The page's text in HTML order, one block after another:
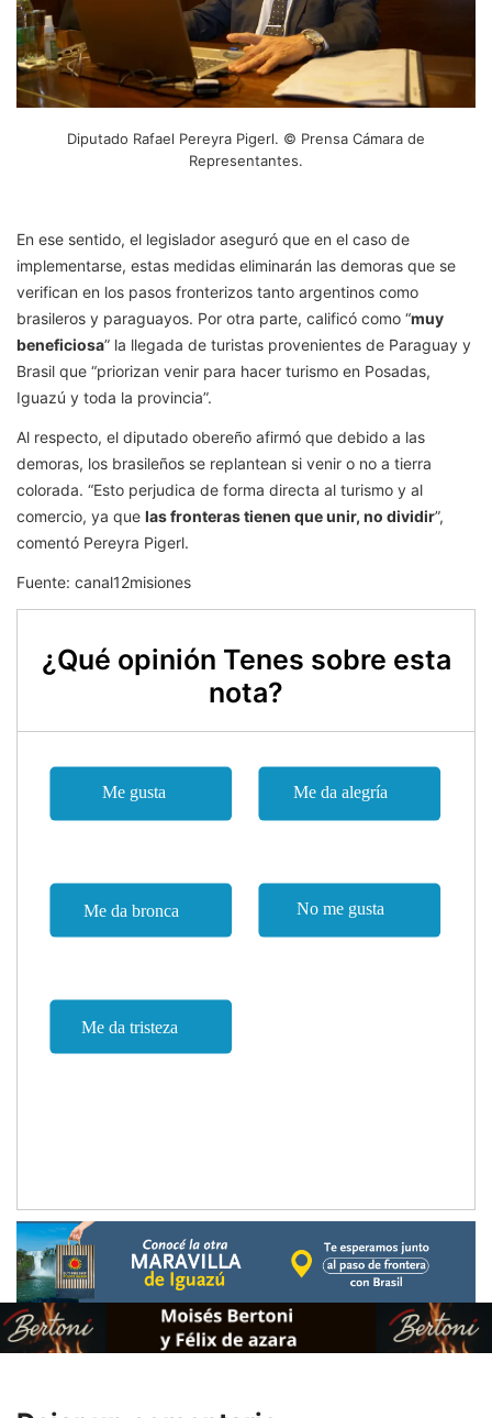
Diputado Rafael Pereyra Pigerl. © Prensa Cámara de
Representantes.
En ese sentido, el legislador aseguró que en el caso de
implementarse, estas medidas eliminarán las demoras que se
verifican en los pasos fronterizos tanto argentinos como
brasileros y paraguayos. Por otra parte, calificó como “muy
beneficiosa” la llegada de turistas provenientes de Paraguay y
Brasil que “priorizan venir para hacer turismo en Posadas,
Iguazú y toda la provincia”.
Al respecto, el diputado obereño afirmó que debido a las
demoras, los brasileños se replantean si venir o no a tierra
colorada. “Esto perjudica de forma directa al turismo y al
comercio, ya que las fronteras tienen que unir, no dividir”,
comentó Pereyra Pigerl.
Fuente: canal12misiones
¿Qué opinión Tenes sobre esta
nota?